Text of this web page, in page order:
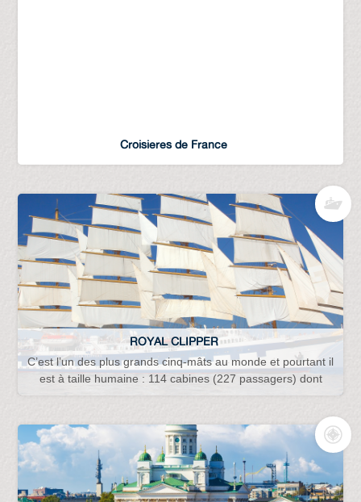
Croisieres de France
ROYAL CLIPPER
C’est l’un des plus grands cinq-mâts au monde et pourtant il
est à taille humaine : 114 cabines (227 passagers) dont